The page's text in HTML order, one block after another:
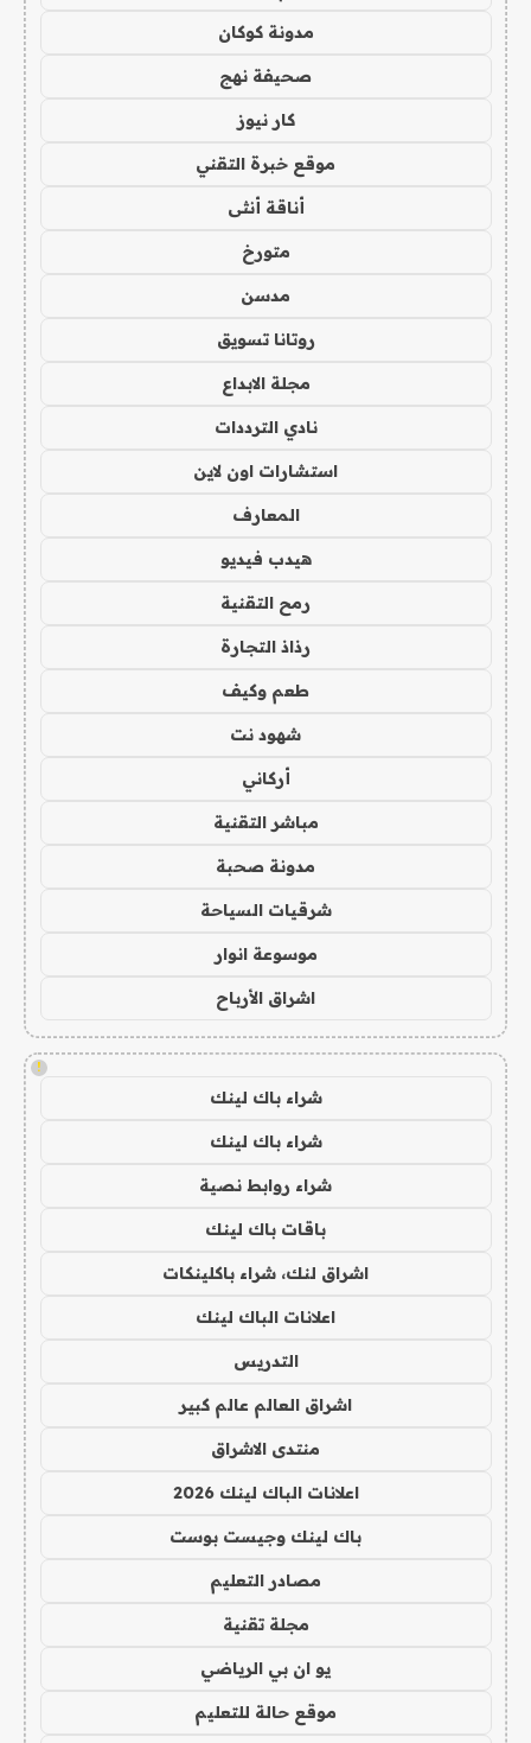
مدونة كوكان
صحيفة نهج
كار نيوز
موقع خبرة التقني
أناقة أنثى
متورخ
مدسن
روتانا تسويق
مجلة الابداع
نادي الترددات
استشارات اون لاين
المعارف
هيدب فيديو
رمح التقنية
رذاذ التجارة
طعم وكيف
شهود نت
أركاني
مباشر التقنية
مدونة صحبة
شرقيات السياحة
موسوعة انوار
اشراق الأرباح
!
شراء باك لينك
شراء باك لينك
شراء روابط نصية
باقات باك لينك
اشراق لنك، شراء باكلينكات
اعلانات الباك لينك
التدريس
اشراق العالم عالم كبير
منتدى الاشراق
اعلانات الباك لينك 2026
باك لينك وجيست بوست
مصادر التعليم
مجلة تقنية
يو ان بي الرياضي
موقع حالة للتعليم